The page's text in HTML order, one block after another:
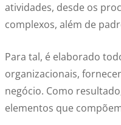
atividades, desde os
complexos, além de
Para tal, é elaborado
organizacionais,
negócio. Como
elementos que